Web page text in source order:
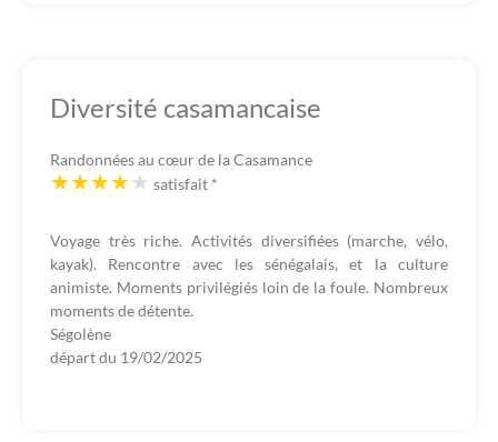
Diversité casamancaise
Randonnées au cœur de la Casamance
satisfait *
Voyage très riche. Activités diversifiées (marche, vélo,
kayak). Rencontre avec les sénégalais, et la culture
animiste. Moments privilégiés loin de la foule. Nombreux
moments de détente.
Ségolène
départ du 19/02/2025